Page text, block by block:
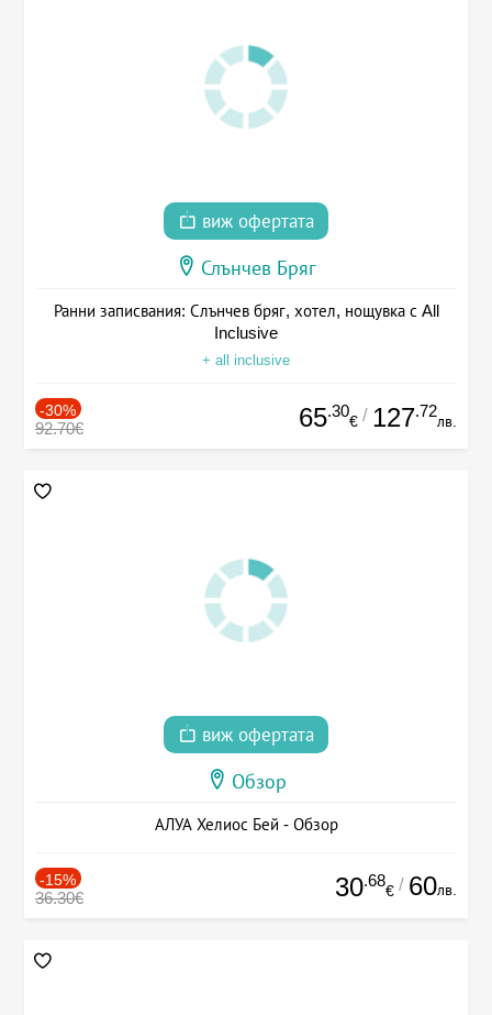
виж офертата
Слънчев Бряг
Ранни записвания: Слънчев бряг, хотел, нощувка с All
Inclusive
+ all inclusive
-30%
92.70€ 65.30
€ / 127.72
лв.
виж офертата
Обзор
АЛУА Хелиос Бей - Обзор
-15%
36.30€ 30.68
€ / 60лв.